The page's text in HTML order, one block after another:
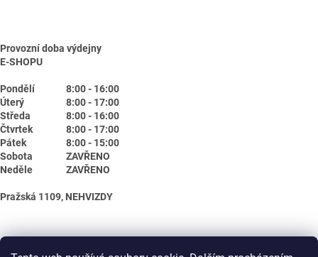
Provozní doba výdejny
E-SHOPU
Pondělí
8:00 - 16:00
Úterý
8:00 - 17:00
Středa
8:00 - 16:00
Čtvrtek
8:00 - 17:00
Pátek
8:00 - 15:00
Sobota
ZAVŘENO
Neděle
ZAVŘENO
Pražská 1109, NEHVIZDY